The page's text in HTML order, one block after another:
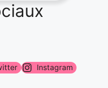
Instagram